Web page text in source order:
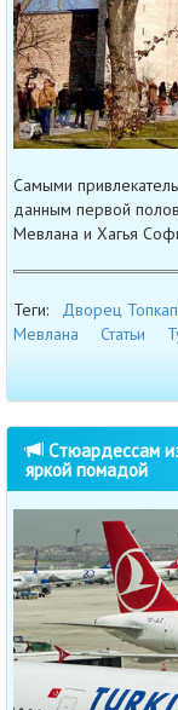
Самыми
данным первой
Мевлана и Хагья
Теги: Дворец
Мевлана
Статьи
Стюардессам
яркой помадой